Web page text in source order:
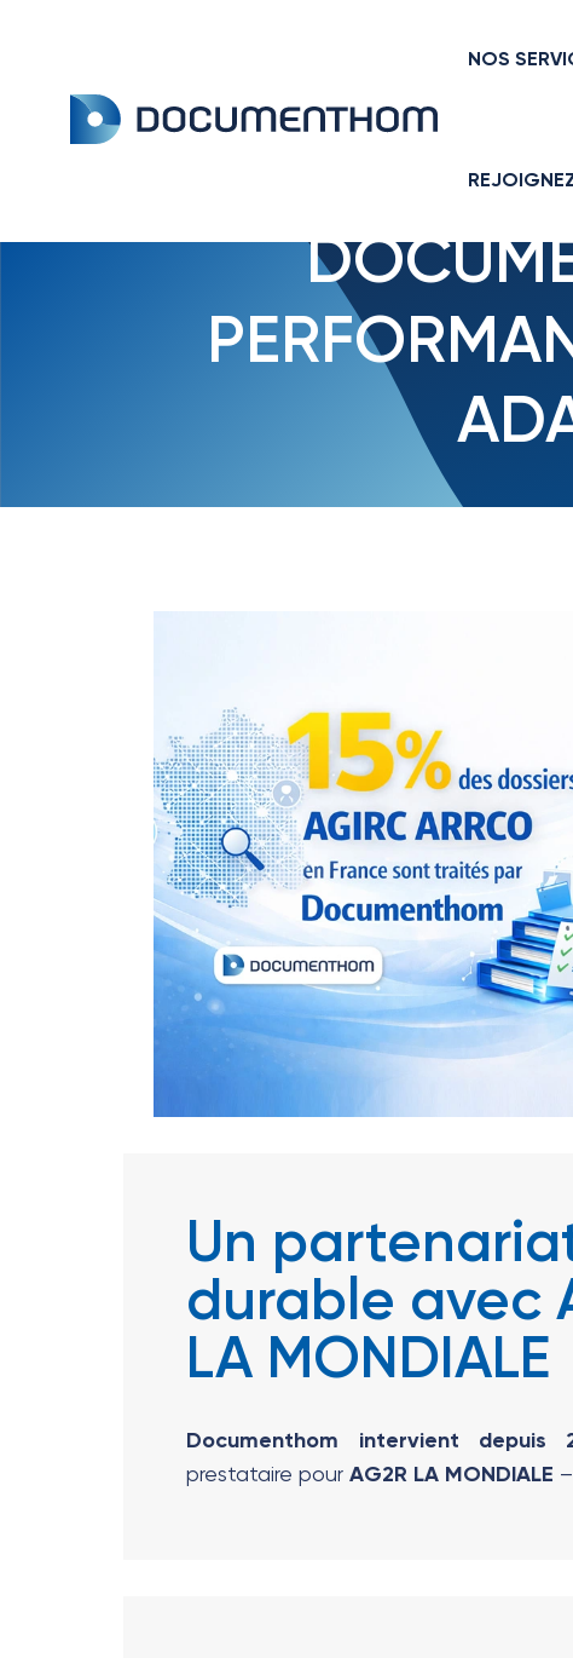
NOS
Un
durable avec
LA MONDIALE
Documenthom intervient depuis
prestataire pourAG2R LA MONDIALE –